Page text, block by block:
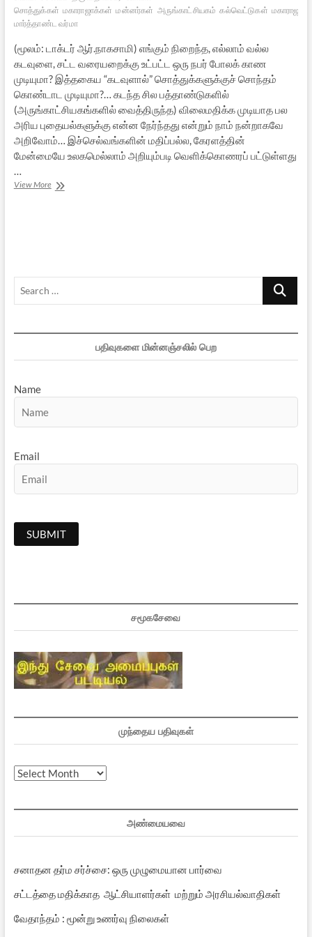
சொத்துக்கள் மகாராஜாக்கள் மன்னர்கள் அருங்காட்சியகம் கல்வெட்டுகள் மகாராஜா
மார்த்தாண்ட வர்மா
(மூலம்: டாக்டர் ஆர்.நாகசாமி) எங்கும் நிறைந்த, எல்லாம் வல்ல
கடவுளை, சட்ட வரையறைக்கு உட்பட்ட ஒரு நபர் போலக் காண
முடியுமா? இத்தகைய “கடவுளால்” சொத்துக்களுக்குச் சொந்தம்
கொண்டாட முடியுமா?… கடந்த சில பத்தாண்டுகளில்
(அருங்காட்சியகங்களில் வைத்திருந்த) விலைமதிக்க முடியாத பல
அரிய புதையல்களுக்கு என்ன நேர்ந்தது என்றும் நாம் நன்றாகவே
அறிவோம்… இச்செல்வங்களின் மதிப்பல்ல, கேரளத்தின்
மேன்மையே உலகமெல்லாம் அறியும்படி வெளிக்கொணரப் பட்டுள்ளது
…
View Moreஸ்ரீ
Search
பதிவுகளை மின்னஞ்சலில் பெற
Name
Email
சமூகசேவை
முந்தைய பதிவுகள்
முந்தைய
அண்மையவை
சனாதன தர்ம சர்ச்சை: ஒரு முழுமையான பார்வை
சட்டத்தை மதிக்காத ஆட்சியாளர்கள் மற்றும் அரசியல்வாதிகள்
வேதாந்தம் : மூன்று உணர்வு நிலைகள்